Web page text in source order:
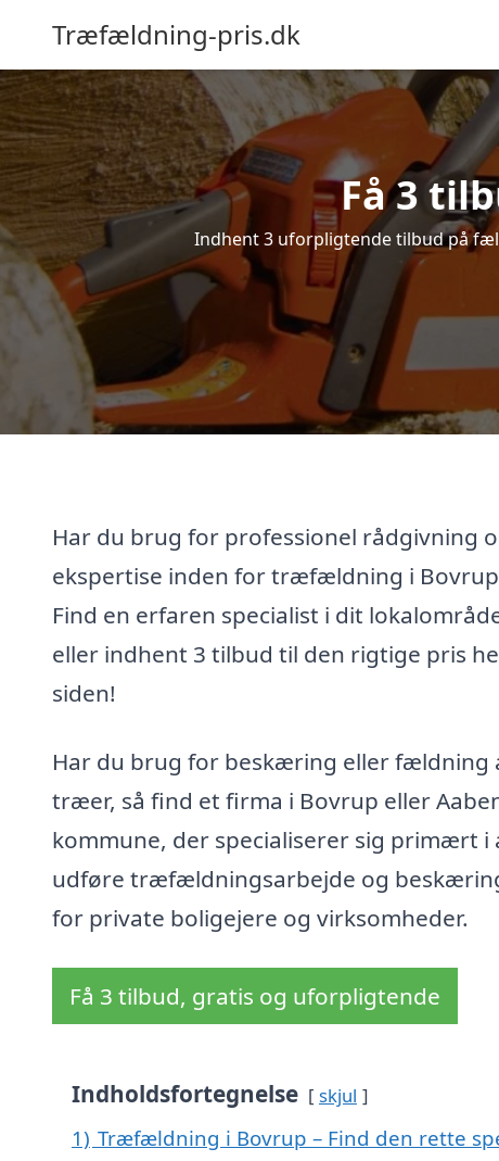
Træfældning-pris.dk
Få 3
Indhent 3 uforpligtende tilbud på
Har du brug for professionel rådgivning
ekspertise inden for træfældning i
Find en erfaren specialist i dit
eller indhent 3 tilbud til den rigtige pris
siden!
Har du brug for beskæring eller fældning
træer, så find et firma i Bovrup eller
kommune, der specialiserer sig primært i
udføre træfældningsarbejde og
for private boligejere og virksomheder.
Få 3 tilbud, gratis og uforpligtende
Indholdsfortegnelse skjul
1) Træfældning i Bovrup – Find den rette